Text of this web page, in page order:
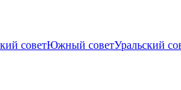
советЮжный советУральский